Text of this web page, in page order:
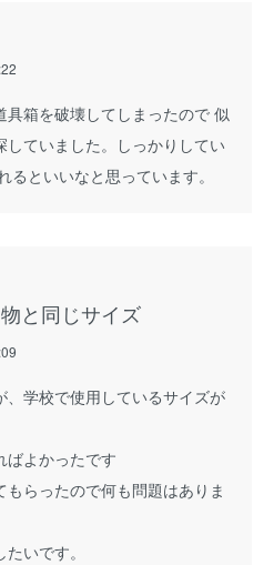
具箱を破壊してしまったので 似
ていました。しっかりしてい
といいなと思っています。
と同じサイズ
学校で使用しているサイズが
ばよかったです
らったので何も問題はありま
いです。